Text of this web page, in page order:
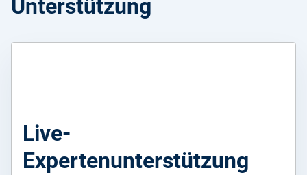
Unterstützung
Live-
Expertenunterstützung